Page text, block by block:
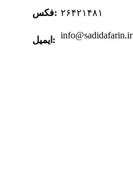
فکس: ۲۶۴۲۱۴۸۱
ایمیل: info@sadidafarin.ir